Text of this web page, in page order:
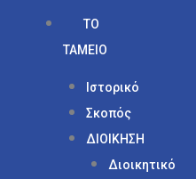
ΤΟ
ΤΑΜΕΙΟ
Ιστορικό
Σκοπός
ΔΙΟΙΚΗΣΗ
Διοικητικό